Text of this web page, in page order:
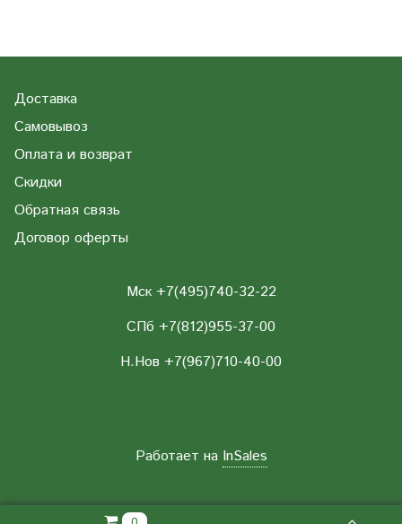
Доставка
Самовывоз
Оплата и возврат
Скидки
Обратная связь
Договор оферты
Мск +7(495)740-32-22
СПб +7(812)955-37-00
Н.Нов +7(967)710-40-00
Работает на InSales